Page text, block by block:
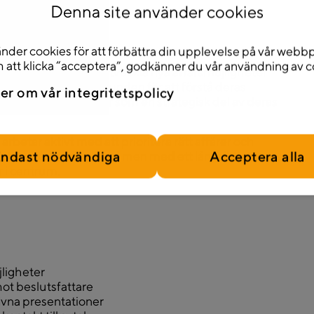
att identifiera och utveckla nya affärsmöjligheter
Du arbetar nära kunden för att förstå deras
Telavox lösningar som en strategisk del av deras
aktivt med att prioritera rätt affärer och
fokus på nykund men med ett långsiktigt
centrum.
beslutsfattare
presentationer
Denna site använder cookies
cookies för att förbättra din upplevelse på vår
att klicka “acceptera”, godkänner du vår användning av
om vår integritetspolicy
nödvändiga Acceptera alla